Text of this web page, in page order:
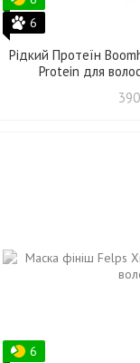
6
Рідкий Протеїн
Protein для
6